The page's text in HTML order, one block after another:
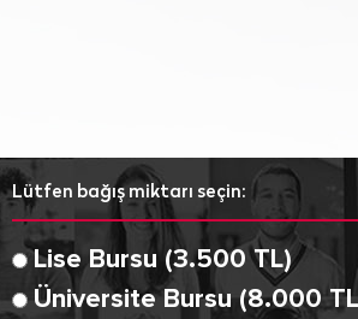
Lütfen bağış miktarı seçin:
Lise Bursu (3.500 TL)
Üniversite Bursu (8.000